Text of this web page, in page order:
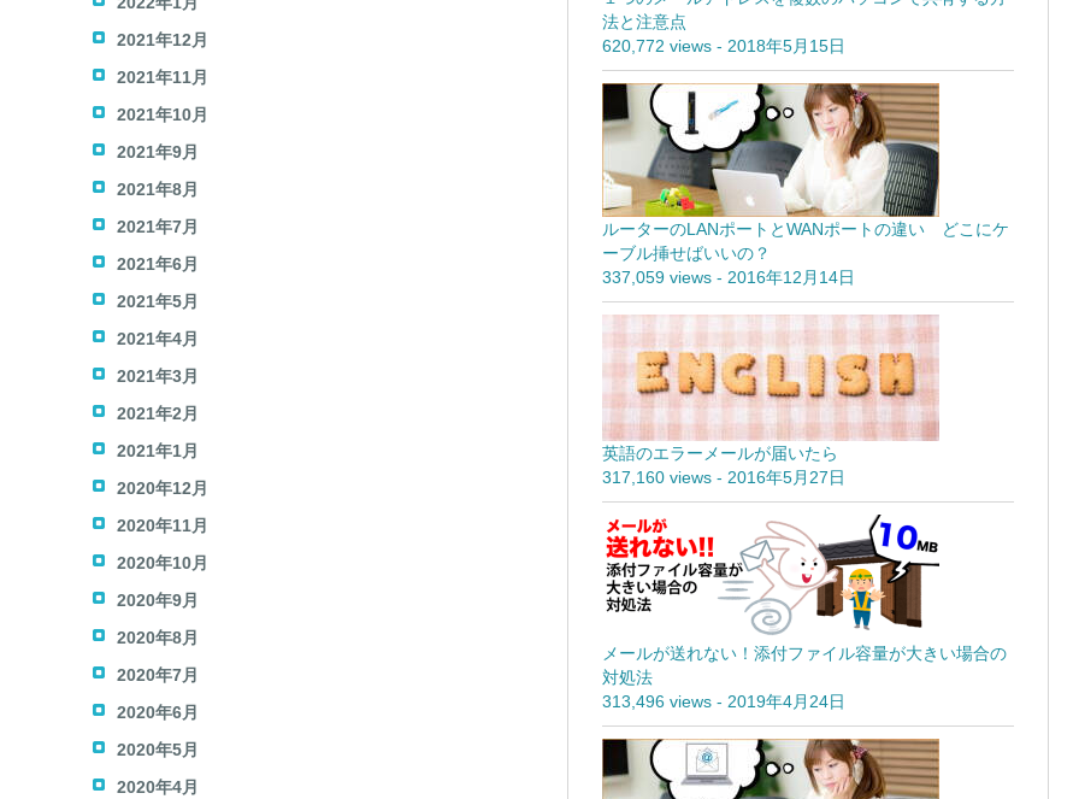
2021年12月
2021年11月
2021年10月
2021年9月
2021年8月
2021年7月
2021年6月
2021年5月
2021年4月
2021年3月
2021年2月
2021年1月
2020年12月
2020年11月
2020年10月
2020年9月
2020年8月
2020年7月
2020年6月
2020年5月
2020年4月
法と注意点
620,772 views- 2018年5月15日
ルーターのLANポートとWANポートの違い どこにケ
ーブル挿せばいいの？
337,059 views- 2016年12月14日
英語のエラーメールが届いたら
317,160 views- 2016年5月27日
メールが送れない！添付ファイル容量が大きい場合の
対処法
313,496 views- 2019年4月24日